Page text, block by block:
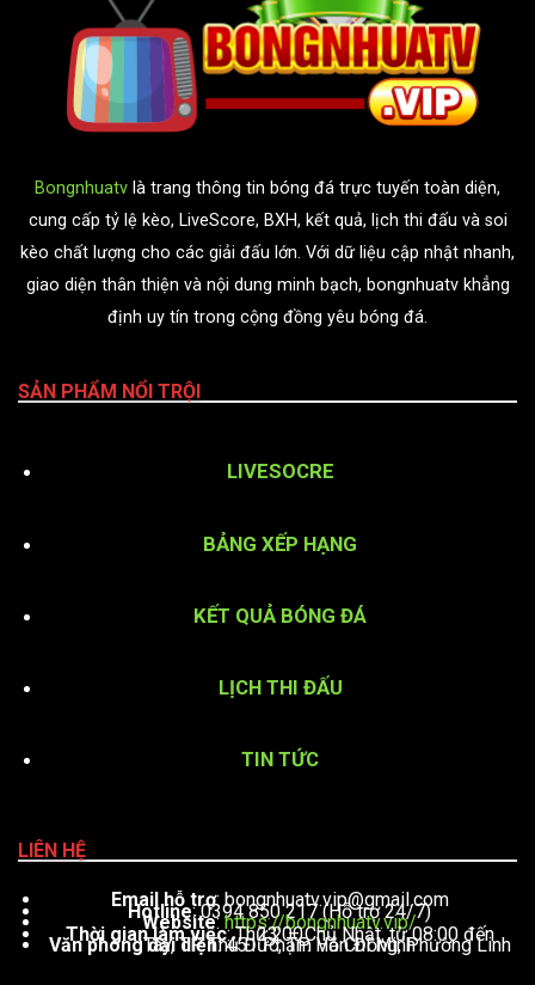
Bongnhuatv là trang thông tin bóng đá trực tuyến toàn diện,
cung cấp tỷ lệ kèo, LiveScore, BXH, kết quả, lịch thi đấu và soi
kèo chất lượng cho các giải đấu lớn. Với dữ liệu cập nhật nhanh,
giao diện thân thiện và nội dung minh bạch, bongnhuatv khẳng
định uy tín trong cộng đồng yêu bóng đá.
SẢN PHẨM NỔI TRỘI
LIVESOCRE
BẢNG XẾP HẠNG
KẾT QUẢ BÓNG ĐÁ
LỊCH THI ĐẤU
TIN TỨC
LIÊN HỆ
Email hỗ trợ:bongnhuatv.vip@gmail.com
Hotline: 0394 850 217 (Hỗ trợ 24/7)
Website:https://bongnhuatv.vip/
Thời gian làm việc : Thứ 2 – Chủ Nhật, từ 08:00 đến 23:00
Văn phòng đại diện: 451 Phạm Văn Đồng, Phường Linh Tây, TP. Thủ Đức, TP. Hồ Chí Minh